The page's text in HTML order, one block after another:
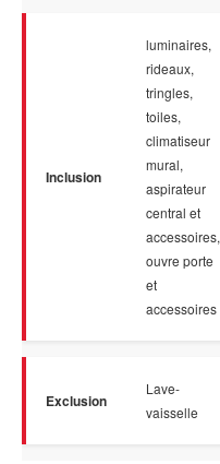
Inclusion
luminaires,
rideaux,
tringles,
toiles,
climatiseur
mural,
aspirateur
central et
accessoires,
ouvre porte
et
accessoires
Exclusion
Lave-
vaisselle